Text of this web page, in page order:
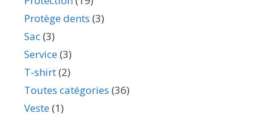
Protège dents (3)
Sac(3)
Service(3)
T-shirt(2)
Toutes catégories (36)
Veste(1)